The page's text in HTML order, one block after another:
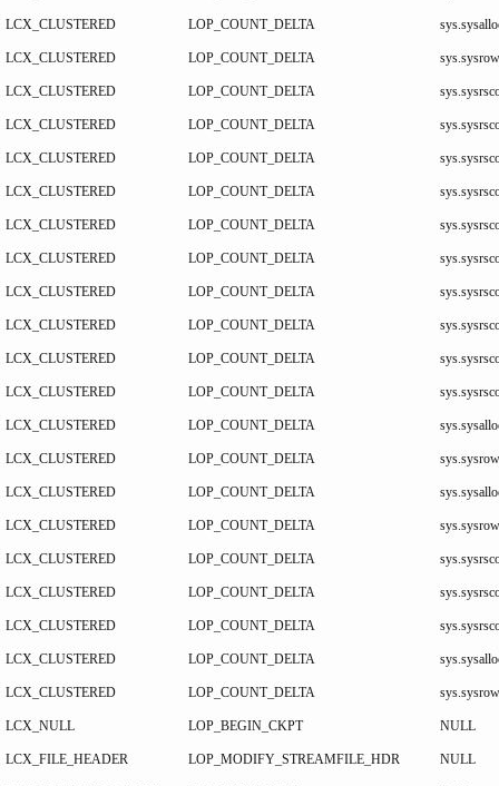
LCX_CLUSTERED LOP_COUNT_DELTA
LCX_CLUSTERED LOP_COUNT_DELTA
LCX_CLUSTERED LOP_COUNT_DELTA
LCX_CLUSTERED LOP_COUNT_DELTA
LCX_CLUSTERED LOP_COUNT_DELTA
LCX_CLUSTERED LOP_COUNT_DELTA
LCX_CLUSTERED LOP_COUNT_DELTA
LCX_CLUSTERED LOP_COUNT_DELTA
LCX_CLUSTERED LOP_COUNT_DELTA
LCX_CLUSTERED LOP_COUNT_DELTA
LCX_CLUSTERED LOP_COUNT_DELTA
LCX_CLUSTERED LOP_COUNT_DELTA
LCX_CLUSTERED LOP_COUNT_DELTA
LCX_CLUSTERED LOP_COUNT_DELTA
LCX_CLUSTERED LOP_COUNT_DELTA
LCX_CLUSTERED LOP_COUNT_DELTA
LCX_CLUSTERED LOP_COUNT_DELTA
LCX_CLUSTERED LOP_COUNT_DELTA
LCX_CLUSTERED LOP_COUNT_DELTA
LCX_CLUSTERED LOP_COUNT_DELTA
LCX_CLUSTERED LOP_COUNT_DELTA
LCX_NULL LOP_BEGIN_CKPT NULL
LCX_FILE_HEADER LOP_MODIFY_STREAMFILE_HDR NULL